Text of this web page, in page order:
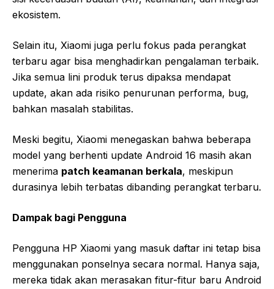
ekosistem.
Selain itu, Xiaomi juga perlu fokus pada perangkat
terbaru agar bisa menghadirkan pengalaman terbaik.
Jika semua lini produk terus dipaksa mendapat
update, akan ada risiko penurunan performa, bug,
bahkan masalah stabilitas.
Meski begitu, Xiaomi menegaskan bahwa beberapa
model yang berhenti update Android 16 masih akan
menerima patch keamanan berkala, meskipun
durasinya lebih terbatas dibanding perangkat terbaru.
Dampak bagi Pengguna
Pengguna HP Xiaomi yang masuk daftar ini tetap bisa
menggunakan ponselnya secara normal. Hanya saja,
mereka tidak akan merasakan fitur-fitur baru Android